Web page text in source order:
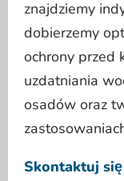
znajdziemy
dobierzemy
ochrony przed
uzdatniania
osadów oraz
Skontaktuj